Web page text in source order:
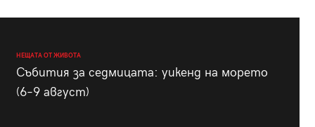
НЕЩАТА ОТ ЖИВОТА
Събития за седмицата: уикенд на морето
(6–9 август)